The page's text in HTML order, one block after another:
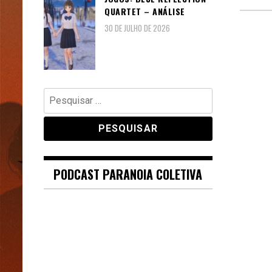
QUARTET – ANÁLISE
30 DE JULHO DE 2026
Pesquisar
por:
PODCAST PARANOIA COLETIVA